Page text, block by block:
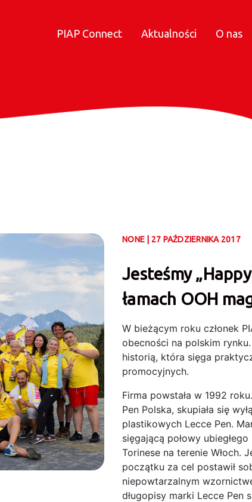
PIAP Connect Aktualności O nas
NONE | 27 PAŹDZIERNIKA 2017
Jesteśmy
łamach OOH
W bieżącym roku członek
obecności na polskim
historią, która sięga
promocyjnych.
Firma powstała w 1992
Pen Polska, skupiała się
plastikowych Lecce Pen.
sięgającą połowy
Torinese na terenie Włoch.
początku za cel postawił
niepowtarzalnym
długopisy marki Lecce Pen